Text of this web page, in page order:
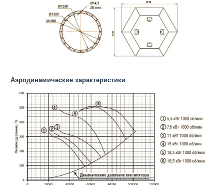
Аэродинамические характеристики